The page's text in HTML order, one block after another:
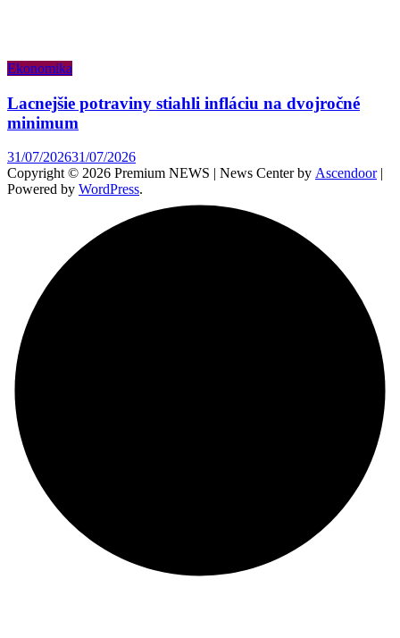
Ekonomika
Lacnejšie potraviny stiahli infláciu na dvojročné
minimum
31/07/202631/07/2026
Copyright © 2026 Premium NEWS | News Center by Ascendoor|
Powered by WordPress.